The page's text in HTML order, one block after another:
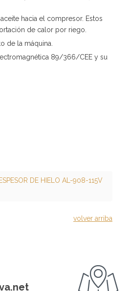
hacia el compresor. Estos
de calor por riego.
de la máquina.
89/366/CEE y su
DE HIELO AL-908-115V
volver arriba